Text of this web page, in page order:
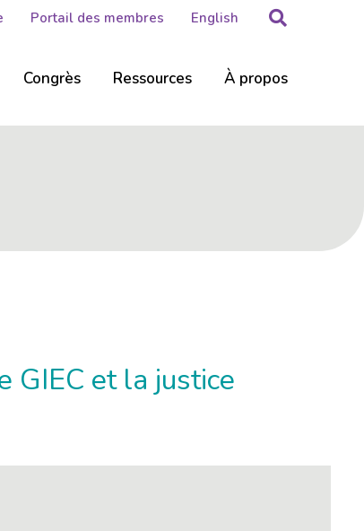
Portail des membres English Rechercher
Congrès Ressources À propos
GIEC et la justice